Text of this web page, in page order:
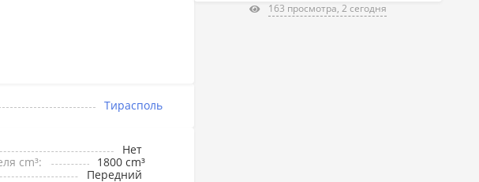
Тирасполь
Нет
cm³:
1800 cm³
Передний
163 просмотра, 2 сегодня